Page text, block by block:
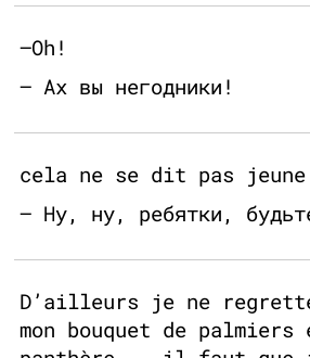
—Oh!
— Ах вы негодники!
cela ne se dit pas jeune
— Ну, ну, ребятки,
D’ailleurs je ne
mon bouquet de palmiers